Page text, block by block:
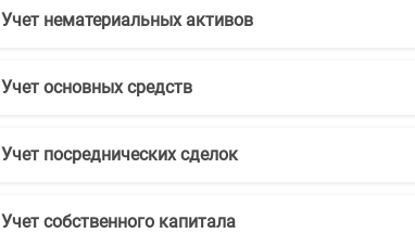
Учет нематериальных активов
Учет основных средств
Учет посреднических сделок
Учет собственного капитала